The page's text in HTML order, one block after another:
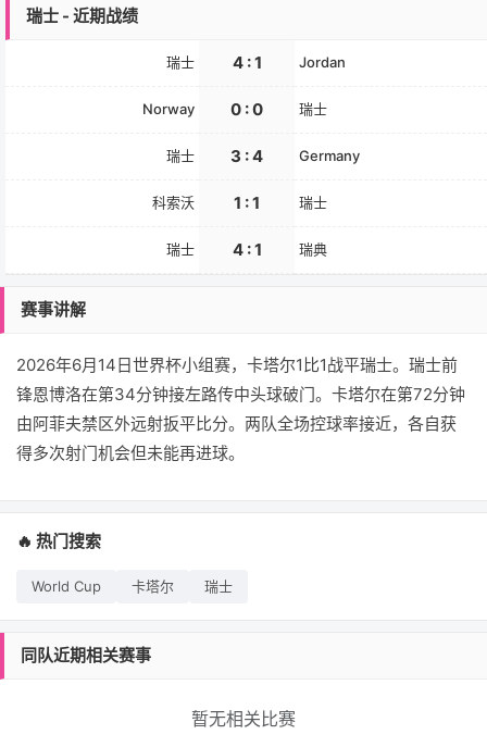
瑞士 - 近期战绩
瑞士 4 : 1 Jordan
Norway 0 : 0 瑞士
瑞士 3 : 4 Germany
科索沃 1 : 1 瑞士
瑞士 4 : 1 瑞典
赛事讲解
2026年6月14日世界杯小组赛，卡塔尔1比1战平瑞士。瑞士前
锋恩博洛在第34分钟接左路传中头球破门。卡塔尔在第72分钟
由阿菲夫禁区外远射扳平比分。两队全场控球率接近，各自获
得多次射门机会但未能再进球。
🔥 热门搜索
World Cup 卡塔尔 瑞士
同队近期相关赛事
暂无相关比赛